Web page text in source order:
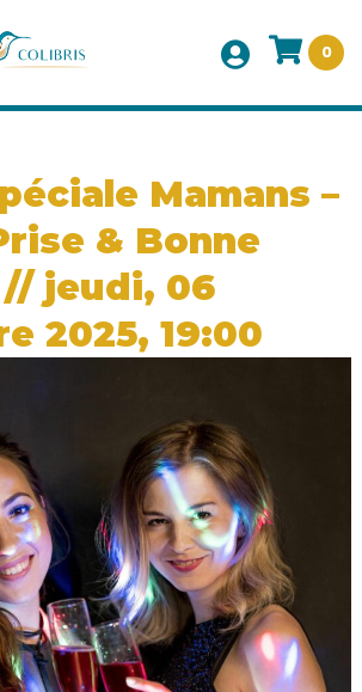
0
Mamans –
& Bonne
jeudi, 06
2025, 19:00